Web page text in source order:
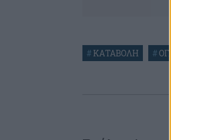
#ΚΑΤΑΒΟΛΗ #ΟΓΑ